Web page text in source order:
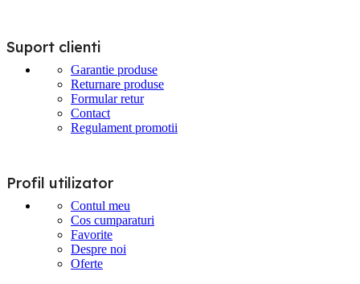
Suport clienti
Garantie produse
Returnare produse
Formular retur
Contact
Regulament promotii
Profil utilizator
Contul meu
Cos cumparaturi
Favorite
Despre noi
Oferte